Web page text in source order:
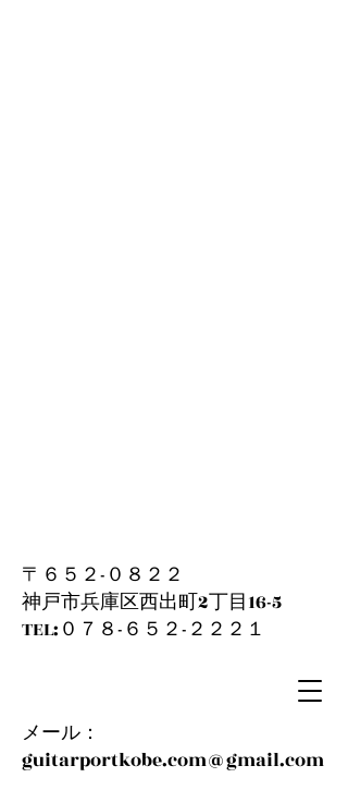
〒６５２-０８２２
神戸市兵庫区西出町2丁目16-5
​TEL:０７８-６５２-２２２１
メール：
guitarportkobe.com@gmail.com